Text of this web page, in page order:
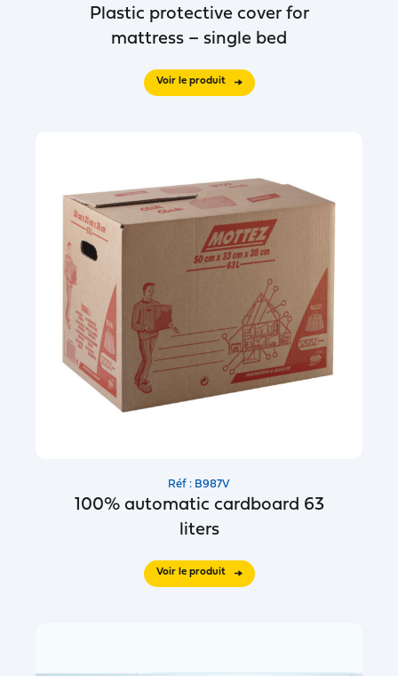
Plastic protective cover for
mattress – single bed
Voir le produit
Réf : B987V
100% automatic cardboard 63
liters
Voir le produit